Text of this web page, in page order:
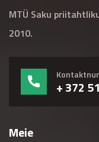
MTÜ Saku
2010.
+ 372
Meie